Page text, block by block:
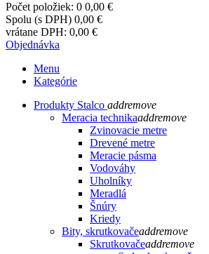
Počet položiek: 0 0,00 €
Spolu (s DPH) 0,00 €
vrátane DPH: 0,00 €
Objednávka
Menu
Kategórie
Produkty Stalco addremove
Meracia technikaaddremove
Zvinovacie metre
Drevené metre
Meracie pásma
Vodováhy
Uholníky
Meradlá
Šnúry
Kriedy
Bity, skrutkovačeaddremove
Skrutkovačeaddremove